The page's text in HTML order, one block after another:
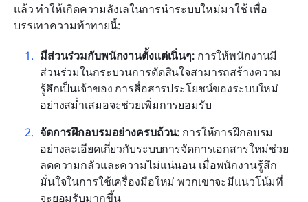
แล้ว ทำให้เกิดความลังเลในการนำระบบใหม่มาใช้ เพื่อ
บรรเทาความท้าทายนี้:
มีส่วนร่วมกับพนักงานตั้งแต่เนิ่นๆ: การให้พนักงานมี
ส่วนร่วมในกระบวนการตัดสินใจสามารถสร้างความ
รู้สึกเป็นเจ้าของ การสื่อสารประโยชน์ของระบบใหม่
อย่างสม่ำเสมอจะช่วยเพิ่มการยอมรับ
จัดการฝึกอบรมอย่างครบถ้วน: การให้การฝึกอบรม
อย่างละเอียดเกี่ยวกับระบบการจัดการเอกสารใหม่ช่วย
ลดความกลัวและความไม่แน่นอน เมื่อพนักงานรู้สึก
มั่นใจในการใช้เครื่องมือใหม่ พวกเขาจะมีแนวโน้มที่
จะยอมรับมากขึ้น